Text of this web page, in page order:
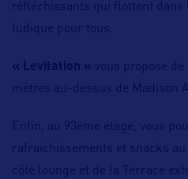
réfléchissants qui flottent dans
ludique pour tous.
« Levitation » vous propose
mètres au-dessus de Madison
Enfin, au 93ème étage, vous
rafraichissements et snacks
côté lounge et de la Terrace